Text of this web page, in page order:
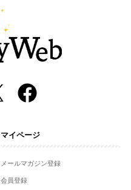
マイページ
メールマガジン登録
会員登録